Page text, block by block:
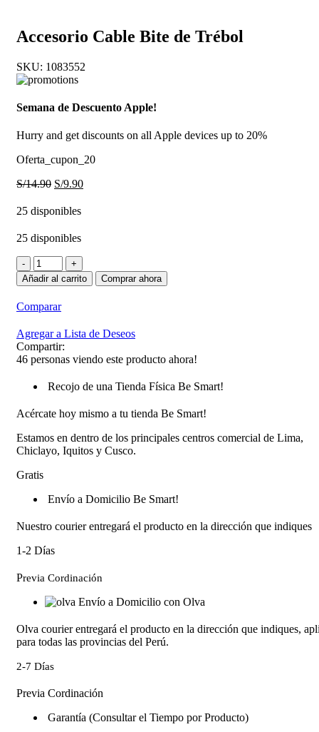
Accesorio Cable Bite de Trébol
SKU: 1083552
Semana de Descuento Apple!
Hurry and get discounts on all Apple devices up to 20%
Oferta_cupon_20
S/14.90 El
original
S/14.90.
S/9.90El
25 disponibles
25 disponibles
Accesorio
Cable
Bite
Trébol
Añadir al carrito Comprar ahora
Comparar
Agregar a Lista de Deseos
Compartir:
46 personas viendo este producto ahora!
Recojo de una Tienda Física Be Smart!
Acércate hoy mismo a tu tienda Be Smart!
Estamos en dentro de los principales centros comercial de Lima,
Chiclayo, Iquitos y Cusco.
Gratis
Envío a Domicilio Be Smart!
Nuestro courier entregará el producto en la dirección que indiques
1-2 Días
Previa Cordinación
Envío a Domicilio con Olva
Olva courier entregará el producto en la dirección que indiques,
para todas las provincias del Perú.
2-7 Días
Previa Cordinación
Garantía (Consultar el Tiempo por Producto)